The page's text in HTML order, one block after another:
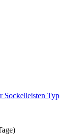
Sockelleisten Typ